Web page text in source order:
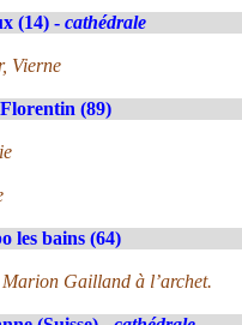
(14) - cathédrale
Vierne
(89)
les bains (64)
Gailland à l’archet.